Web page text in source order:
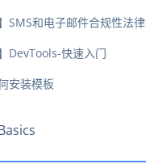
SMS和电子邮件合规性法律
DevTools-快速入门
安装模板